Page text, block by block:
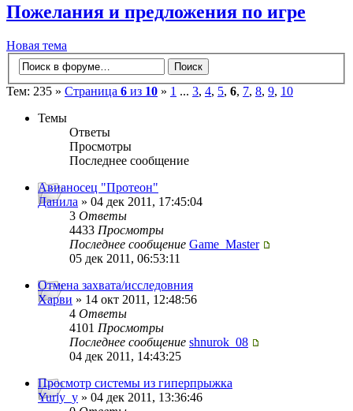
Пожелания и предложения по игре
Новая тема
Тем: 235 » Страница 6 из 10 » 1 ... 3, 4, 5, 6, 7, 8, 9, 10
Темы
Ответы
Просмотры
Последнее сообщение
Авианосец "Протеон"
Данила » 04 дек 2011, 17:45:04
3 Ответы
4433 Просмотры
Последнее сообщение Game_Master
05 дек 2011, 06:53:11
Отмена захвата/исследовния
Харви » 14 окт 2011, 12:48:56
4 Ответы
4101 Просмотры
Последнее сообщение shnurok_08
04 дек 2011, 14:43:25
Просмотр системы из гиперпрыжка
Yuriy_y » 04 дек 2011, 13:36:46